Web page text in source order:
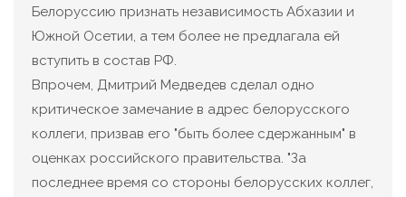
Белоруссию признать независимость Абхазии и
Южной Осетии, а тем более не предлагала ей
вступить в состав РФ.
Впрочем, Дмитрий Медведев сделал одно
критическое замечание в адрес белорусского
коллеги, призвав его "быть более сдержанным" в
оценках российского правительства. "За
последнее время со стороны белорусских коллег,